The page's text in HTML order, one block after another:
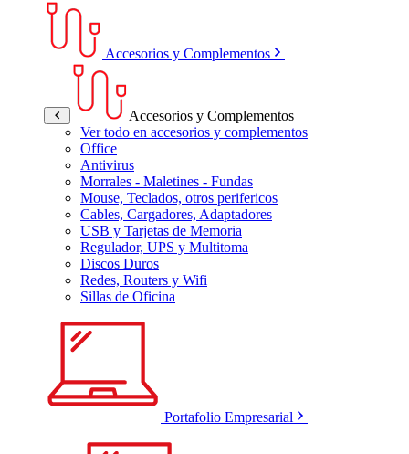
Accesorios y Complementos
Accesorios y Complementos
Ver todo en accesorios y complementos
Office
Antivirus
Morrales - Maletines - Fundas
Mouse, Teclados, otros perifericos
Cables, Cargadores, Adaptadores
USB y Tarjetas de Memoria
Regulador, UPS y Multitoma
Discos Duros
Redes, Routers y Wifi
Sillas de Oficina
Portafolio Empresarial